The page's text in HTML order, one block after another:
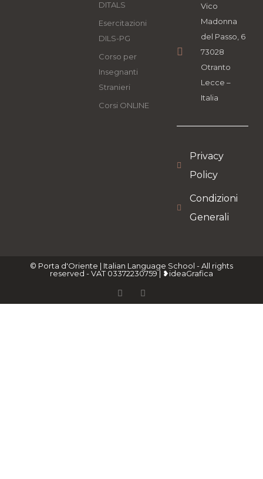
DITALS
Esercitazioni
DILS-PG
Corso per
Insegnanti
Stranieri
Corsi ONLINE
Vico
Madonna
del Passo, 6
73028
Otranto
Lecce –
Italia
Privacy
Policy
Condizioni
Generali
© Porta d'Oriente | Italian Language School - All rights
reserved - VAT 03372230759 | ❥ideaGrafica